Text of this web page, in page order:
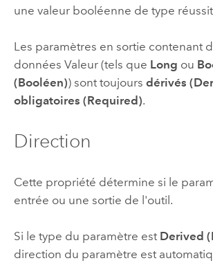
une valeur booléenne de type
Les paramètres en sortie contenant
données Valeur (tels que Long ou
(Booléen)) sont toujours dérivés
obligatoires (Required).
Direction
Cette propriété détermine si le
entrée ou une sortie de l'outil.
Si le type du paramètre est Derived
direction du paramètre est